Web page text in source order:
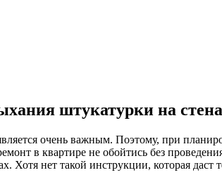
штукатурки на
очень важным. Поэтому, при
в квартире не обойтись без
Хотя нет такой инструкции, которая